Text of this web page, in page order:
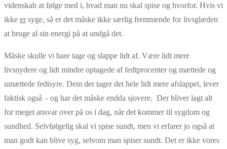
videnskab at følge med i, hvad man nu skal spise og hvorfor. Hvis vi
ikke ersyge, så er det måske ikke særlig fremmende for livsglæden
at bruge al sin energi på at undgå det.
Måske skulle vi bare tage og slappe lidt af. Være lidt mere
livsnydere og lidt mindre optagede af fedtprocenter og mættede og
umættede fedtsyre. Dem der tager det hele lidt mere afslappet, lever
faktisk også – og har det måske endda sjovere. Der bliver lagt alt
for meget ansvar over på os i dag, når det kommer til sygdom og
sundhed. Selvfølgelig skal vi spise sundt, men vi erfarer jo også at
man godt kan blive syg, selvom man spiser sundt. Det er ikke vores